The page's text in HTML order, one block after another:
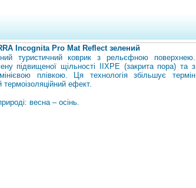
Incognita Pro Mat Reflect зелений
туристичний коврик з рельєфною поверхнею.
підвищеної щільності IIXPE (закрита пора) та з
плівкою. Ця технологія збільшує термін
термоізоляційний ефект.
весна – осінь.